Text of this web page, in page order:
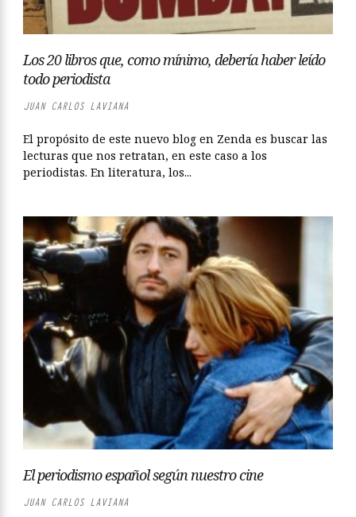
Los 20 libros que, como mínimo, debería haber leído
todo periodista
JUAN CARLOS LAVIANA
El propósito de este nuevo blog en Zenda es buscar las
lecturas que nos retratan, en este caso a los
periodistas. En literatura, los...
El periodismo español según nuestro cine
JUAN CARLOS LAVIANA